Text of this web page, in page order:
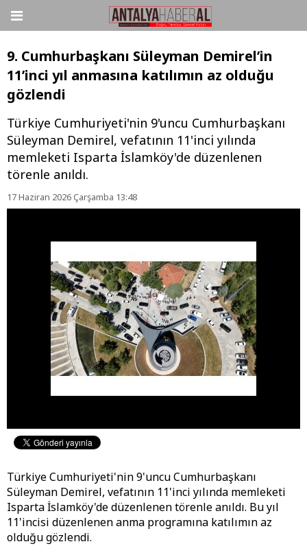
9. Cumhurbaşkanı Süleyman Demirel’in
11’inci yıl anmasına katılımın az olduğu
gözlendi
Türkiye Cumhuriyeti'nin 9'uncu Cumhurbaşkanı
Süleyman Demirel, vefatının 11'inci yılında
memleketi Isparta İslamköy'de düzenlenen
törenle anıldı.
17 Haziran 2026 Çarşamba 13:48
Türkiye Cumhuriyeti'nin 9'uncu Cumhurbaşkanı
Süleyman Demirel, vefatının 11'inci yılında memleketi
Isparta İslamköy'de düzenlenen törenle anıldı. Bu yıl
11'incisi düzenlenen anma programına katılımın az
olduğu gözlendi.